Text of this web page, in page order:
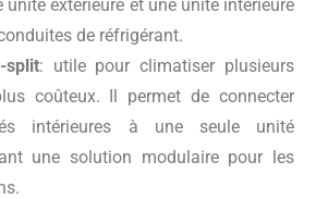
extérieure et une unité intérieure
de réfrigérant.
split: utile pour climatiser plusieurs
coûteux. Il permet de connecter
intérieures à une seule unité
une solution modulaire pour les